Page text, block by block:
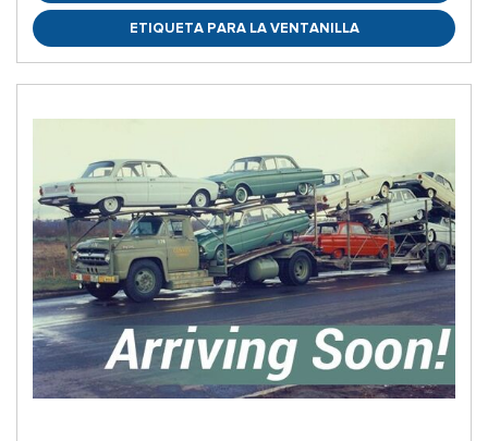
ETIQUETA PARA LA VENTANILLA